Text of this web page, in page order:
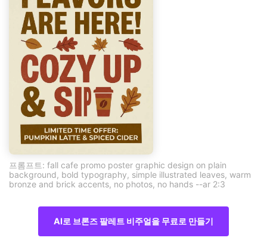
프롬프트: fall cafe promo poster graphic design on plain
background, bold typography, simple illustrated leaves, warm
bronze and brick accents, no photos, no hands --ar 2:3
AI로 브론즈 팔레트 비주얼을 무료로 만들기